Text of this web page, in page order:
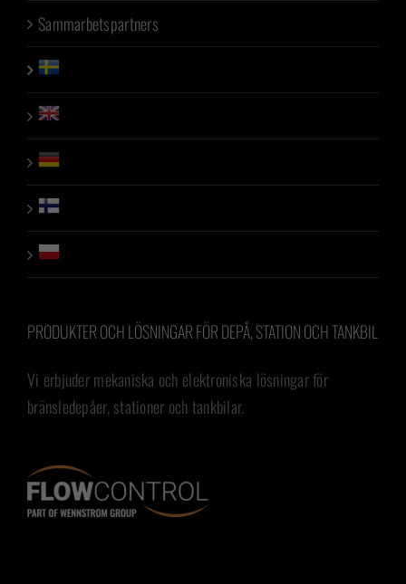
Sammarbetspartners
PRODUKTER OCH LÖSNINGAR FÖR DEPÅ, STATION OCH TANKBIL
Vi erbjuder mekaniska och elektroniska lösningar för
bränsledepåer, stationer och tankbilar.